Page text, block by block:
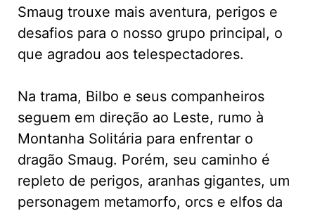
Smaug trouxe mais aventura, perigos e
desafios para o nosso grupo principal, o
que agradou aos telespectadores.
Na trama, Bilbo e seus companheiros
seguem em direção ao Leste, rumo à
Montanha Solitária para enfrentar o
dragão Smaug. Porém, seu caminho é
repleto de perigos, aranhas gigantes, um
personagem metamorfo, orcs e elfos da